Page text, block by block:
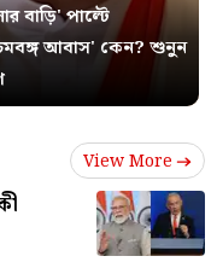
বাড়ি' পাল্টে
আবাস' কেন? শুনুন
View More